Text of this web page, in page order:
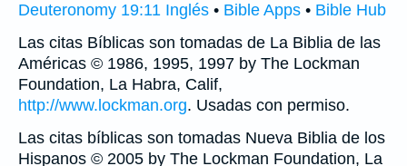
Deuteronomy 19:11 Inglés • Bible Apps • Bible Hub
Las citas Bíblicas son tomadas de La Biblia de las
Américas © 1986, 1995, 1997 by The Lockman
Foundation, La Habra, Calif,
http://www.lockman.org. Usadas con permiso.
Las citas bíblicas son tomadas Nueva Biblia de los
Hispanos © 2005 by The Lockman Foundation, La